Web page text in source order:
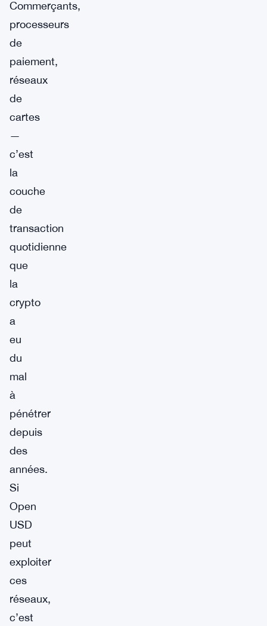
Commerçants,
processeurs
de
paiement,
réseaux
de
cartes
—
c’est
la
couche
de
transaction
quotidienne
que
la
crypto
a
eu
du
mal
à
pénétrer
depuis
des
années.
Si
Open
USD
peut
exploiter
ces
réseaux,
c’est